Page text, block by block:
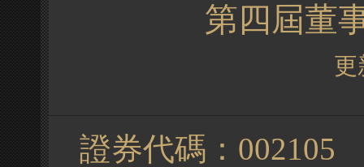
第四屆董
更
證券代碼：